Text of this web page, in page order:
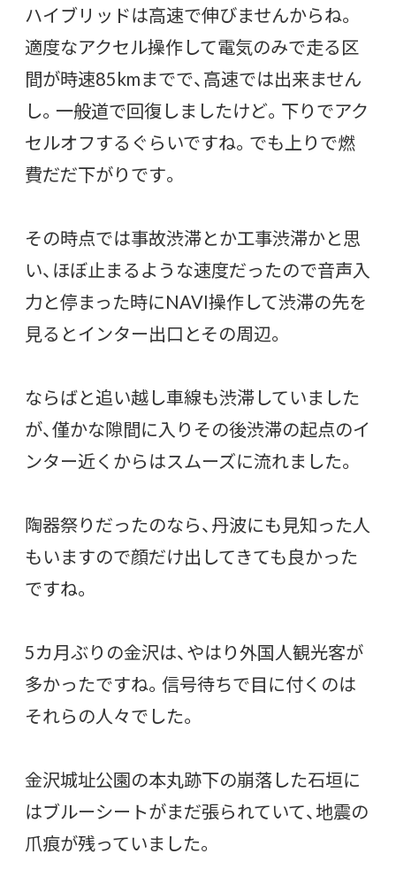
ハイブリッドは高速で伸びませんからね。
適度なアクセル操作して電気のみで走る区
間が時速85kmまでで、高速では出来ません
し。一般道で回復しましたけど。下りでアク
セルオフするぐらいですね。でも上りで燃
費だだ下がりです。
その時点では事故渋滞とか工事渋滞かと思
い、ほぼ止まるような速度だったので音声入
力と停まった時にNAVI操作して渋滞の先を
見るとインター出口とその周辺。
ならばと追い越し車線も渋滞していました
が、僅かな隙間に入りその後渋滞の起点のイ
ンター近くからはスムーズに流れました。
陶器祭りだったのなら、丹波にも見知った人
もいますので顔だけ出してきても良かった
ですね。
5カ月ぶりの金沢は、やはり外国人観光客が
多かったですね。信号待ちで目に付くのは
それらの人々でした。
金沢城址公園の本丸跡下の崩落した石垣に
はブルーシートがまだ張られていて、地震の
爪痕が残っていました。